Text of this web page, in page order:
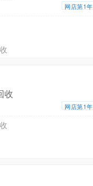
网店第1年
收
网店第1年